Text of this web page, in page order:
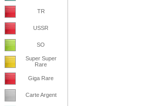
TR
USSR
SO
Super Super
Rare
Giga Rare
Carte Argent